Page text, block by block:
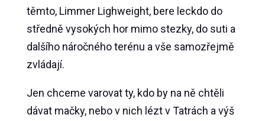
těmto, Limmer Lighweight, bere leckdo do
středně vysokých hor mimo stezky, do suti a
dalšího náročného terénu a vše samozřejmě
zvládají.
Jen chceme varovat ty, kdo by na ně chtěli
dávat mačky, nebo v nich lézt v Tatrách a výš